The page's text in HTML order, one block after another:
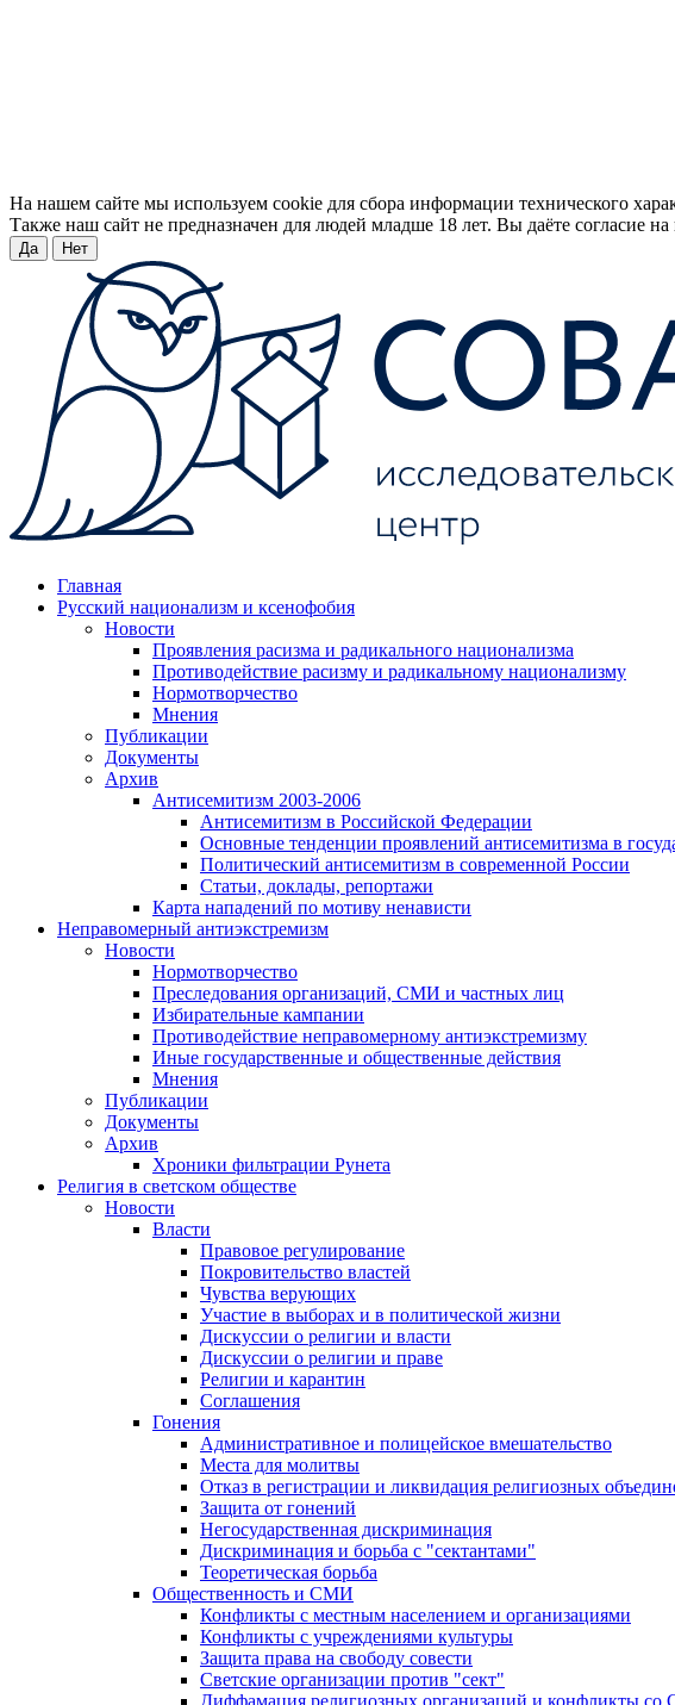
На нашем сайте мы используем cookie для сбора информации технического
Также наш сайт не предназначен для людей младше 18 лет. Вы даёте согласие
Да Нет
Главная
Русский национализм и ксенофобия
Новости
Проявления расизма и радикального национализма
Противодействие расизму и радикальному национализму
Нормотворчество
Мнения
Публикации
Документы
Архив
Антисемитизм 2003-2006
Антисемитизм в Российской Федерации
Основные тенденции проявлений антисемитизма в
Политический антисемитизм в современной России
Статьи, доклады, репортажи
Карта нападений по мотиву ненависти
Неправомерный антиэкстремизм
Новости
Нормотворчество
Преследования организаций, СМИ и частных лиц
Избирательные кампании
Противодействие неправомерному антиэкстремизму
Иные государственные и общественные действия
Мнения
Публикации
Документы
Архив
Хроники фильтрации Рунета
Религия в светском обществе
Новости
Власти
Правовое регулирование
Покровительство властей
Чувства верующих
Участие в выборах и в политической жизни
Дискуссии о религии и власти
Дискуссии о религии и праве
Религии и карантин
Соглашения
Гонения
Административное и полицейское вмешательство
Места для молитвы
Отказ в регистрации и ликвидация религиозных
Защита от гонений
Негосударственная дискриминация
Дискриминация и борьба с "сектантами"
Теоретическая борьба
Общественность и СМИ
Конфликты с местным населением и организациями
Конфликты с учреждениями культуры
Защита права на свободу совести
Светские организации против "сект"